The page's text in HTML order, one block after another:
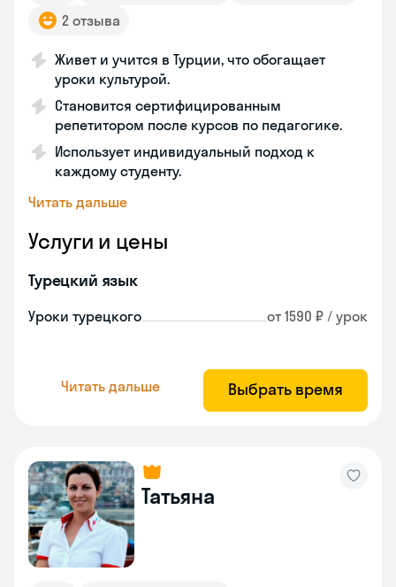
2 отзыва
Живет и учится в Турции, что обогащает
уроки культурой.
Становится сертифицированным
репетитором после курсов по педагогике.
Использует индивидуальный подход к
каждому студенту.
Читать дальше
Услуги и цены
Турецкий язык
Уроки турецкого от 1590 ₽ / урок
Читать дальше Выбрать время
Татьяна